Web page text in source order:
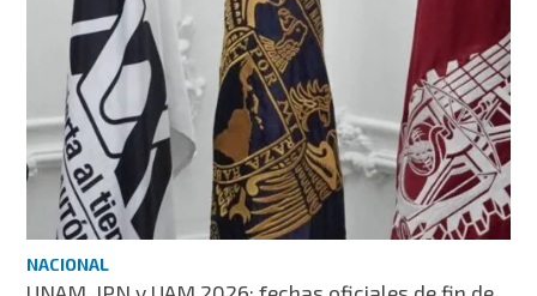
NACIONAL